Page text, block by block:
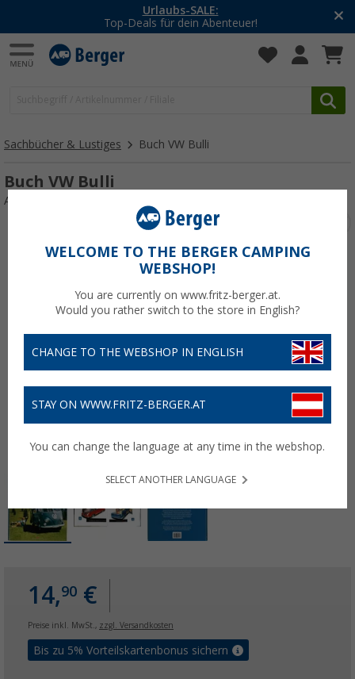
Urlaubs-SALE:
Top-Deals für dein Abenteuer!
Sachbücher & Lustiges Buch VW Bulli
Buch VW Bulli
Art.-Nr.: 486870
14,90 €
Preise inkl. MwSt., zzgl. Versandkosten
Bis zu 5% Vorteilskartenbonus sichern
WELCOME TO THE BERGER CAMPING
WEBSHOP!
You are currently on www.fritz-berger.at.
Would you rather switch to the store in English?
CHANGE TO THE WEBSHOP IN ENGLISH
STAY ON WWW.FRITZ-BERGER.AT
You can change the language at any time in the webshop.
SELECT ANOTHER LANGUAGE